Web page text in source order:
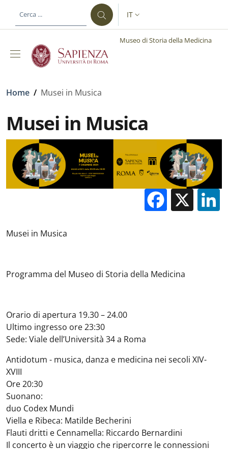
al contenuto principale
SELETTORE LINGUA:
IT
Museo di Storia della Medicina
Briciole di pane
Home / Musei in Musica
Musei in Musica
X
Musei in Musica
Programma del Museo di Storia della Medicina
Orario di apertura 19.30 – 24.00
Ultimo ingresso ore 23:30
Sede: Viale dell’Università 34 a Roma
Antidotum - musica, danza e medicina nei secoli XIV-
XVIII
Ore 20:30
Suonano:
duo Codex Mundi
Viella e Ribeca: Matilde Becherini
Flauti dritti e Cennamella: Riccardo Bernardini
Il concerto è un viaggio che ripercorre le connessioni